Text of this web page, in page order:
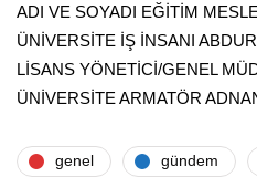
ADI VE SOYADI EĞİTİM
ÜNİVERSİTE İŞ İNSANI
LİSANS YÖNETİCİ/GENEL
ÜNİVERSİTE ARMATÖR
genel gündem